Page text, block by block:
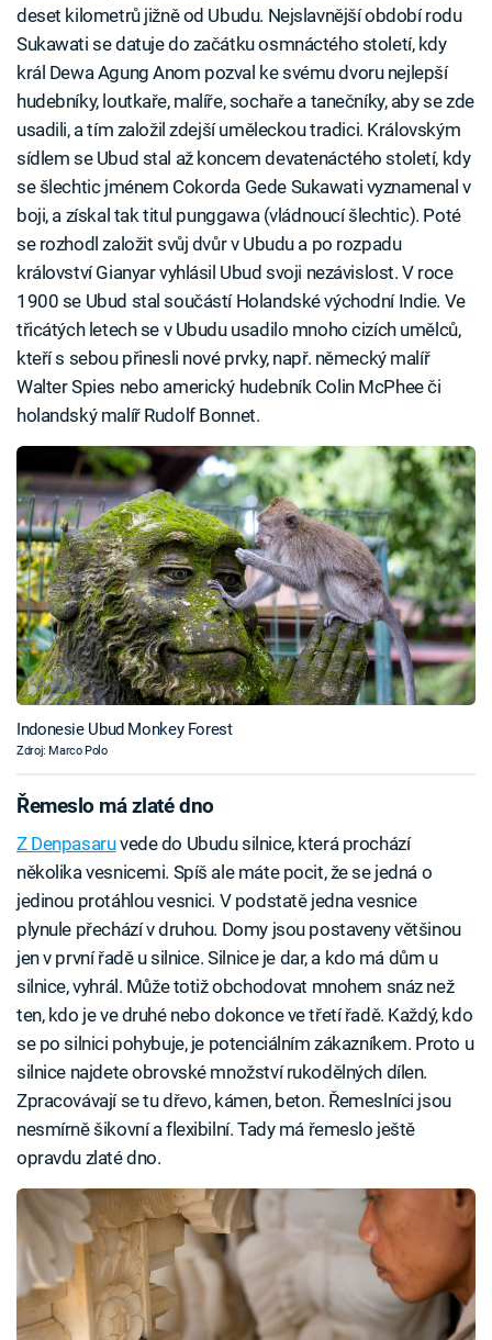
deset kilometrů jižně od Ubudu. Nejslavnější období rodu
Sukawati se datuje do začátku osmnáctého století, kdy
král Dewa Agung Anom pozval ke svému dvoru nejlepší
hudebníky, loutkaře, malíře, sochaře a tanečníky, aby se zde
usadili, a tím založil zdejší uměleckou tradici. Královským
sídlem se Ubud stal až koncem devatenáctého století, kdy
se šlechtic jménem Cokorda Gede Sukawati vyznamenal v
boji, a získal tak titul punggawa (vládnoucí šlechtic). Poté
se rozhodl založit svůj dvůr v Ubudu a po rozpadu
království Gianyar vyhlásil Ubud svoji nezávislost. V roce
1900 se Ubud stal součástí Holandské východní Indie. Ve
třicátých letech se v Ubudu usadilo mnoho cizích umělců,
kteří s sebou přinesli nové prvky, např. německý malíř
Walter Spies nebo americký hudebník Colin McPhee či
holandský malíř Rudolf Bonnet.
Indonesie Ubud Monkey Forest
Zdroj: Marco Polo
Řemeslo má zlaté dno
Z Denpasaruvede do Ubudu silnice, která prochází
několika vesnicemi. Spíš ale máte pocit, že se jedná o
jedinou protáhlou vesnici. V podstatě jedna vesnice
plynule přechází v druhou. Domy jsou postaveny většinou
jen v první řadě u silnice. Silnice je dar, a kdo má dům u
silnice, vyhrál. Může totiž obchodovat mnohem snáz než
ten, kdo je ve druhé nebo dokonce ve třetí řadě. Každý, kdo
se po silnici pohybuje, je potenciálním zákazníkem. Proto u
silnice najdete obrovské množství rukodělných dílen.
Zpracovávají se tu dřevo, kámen, beton. Řemeslníci jsou
nesmírně šikovní a flexibilní. Tady má řemeslo ještě
opravdu zlaté dno.